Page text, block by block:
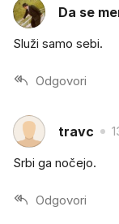
Da se
Služi samo sebi.
Odgovori
travc
Srbi ga nočejo.
Odgovori